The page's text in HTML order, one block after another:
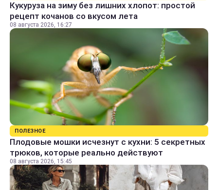
Кукуруза на зиму без лишних хлопот: простой
рецепт кочанов со вкусом лета
08 августа 2026, 16:27
ПОЛЕЗНОЕ
Плодовые мошки исчезнут с кухни: 5 секретных
трюков, которые реально действуют
08 августа 2026, 15:45